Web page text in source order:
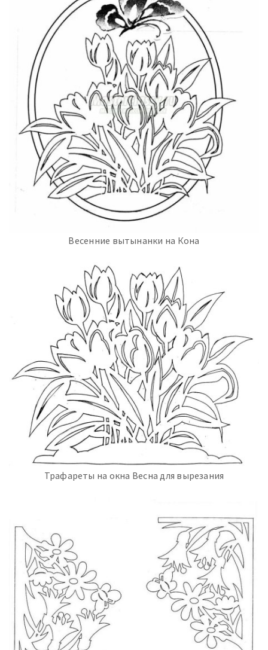
Весенние вытынанки на Кона
Трафареты на окна Весна для вырезания